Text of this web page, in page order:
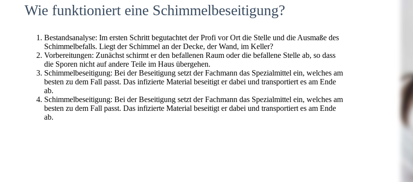
Wie funktioniert eine Schimmelbeseitigung?
Bestandsanalyse: Im ersten Schritt begutachtet der Profi vor Ort die Stelle und die Ausmaße des
Schimmelbefalls. Liegt der Schimmel an der Decke, der Wand, im Keller?
Vorbereitungen: Zunächst schirmt er den befallenen Raum oder die befallene Stelle ab, so dass
die Sporen nicht auf andere Teile im Haus übergehen.
Schimmelbeseitigung: Bei der Beseitigung setzt der Fachmann das Spezialmittel ein, welches am
besten zu dem Fall passt. Das infizierte Material beseitigt er dabei und transportiert es am Ende
ab.
Schimmelbeseitigung: Bei der Beseitigung setzt der Fachmann das Spezialmittel ein, welches am
besten zu dem Fall passt. Das infizierte Material beseitigt er dabei und transportiert es am Ende
ab.